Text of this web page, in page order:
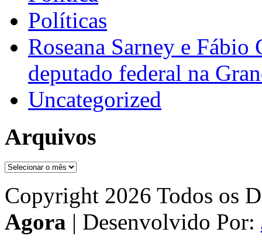
Políticas
Roseana Sarney e
deputado federal na
Uncategorized
Arquivos
Arquivos
Copyright 2026 Todos os
Agora | Desenvolvido Por: